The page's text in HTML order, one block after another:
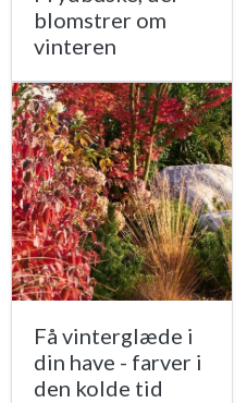
blomstrer om
vinteren
Få vinterglæde i
din have - farver i
den kolde tid